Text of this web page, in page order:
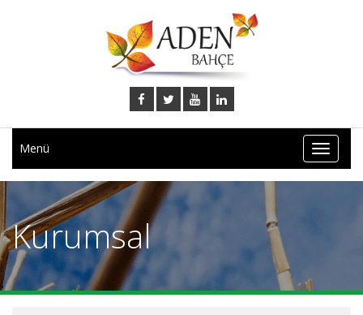
Menü
Kurumsal